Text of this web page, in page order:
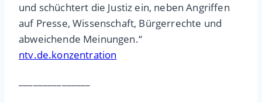
und schüchtert die Justiz ein, neben Angriffen
auf Presse, Wissenschaft, Bürgerrechte und
abweichende Meinungen.“
ntv.de.konzentration